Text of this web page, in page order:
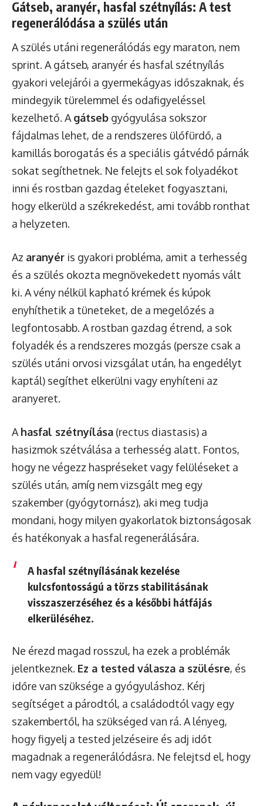
Gátseb, aranyér, hasfal szétnyílás: A test
regenerálódása a szülés után
A szülés utáni regenerálódás egy maraton, nem
sprint. A gátseb, aranyér és hasfal szétnyílás
gyakori velejárói a gyermekágyas időszaknak, és
mindegyik türelemmel és odafigyeléssel
kezelhető. A gátseb gyógyulása sokszor
fájdalmas lehet, de a rendszeres ülőfürdő, a
kamillás borogatás és a speciális gátvédő párnák
sokat segíthetnek. Ne felejts el sok folyadékot
inni és rostban gazdag ételeket fogyasztani,
hogy elkerüld a székrekedést, ami tovább ronthat
a helyzeten.
Az aranyér is gyakori probléma, amit a terhesség
és a szülés okozta megnövekedett nyomás vált
ki. A vény nélkül kapható krémek és kúpok
enyhíthetik a tüneteket, de a megelőzés a
legfontosabb. A rostban gazdag étrend, a sok
folyadék és a rendszeres mozgás (persze csak a
szülés utáni orvosi vizsgálat után, ha engedélyt
kaptál) segíthet elkerülni vagy enyhíteni az
aranyeret.
A hasfal szétnyílása (rectus diastasis) a
hasizmok szétválása a terhesség alatt. Fontos,
hogy ne végezz haspréseket vagy felüléseket a
szülés után, amíg nem vizsgált meg egy
szakember (gyógytornász), aki meg tudja
mondani, hogy milyen gyakorlatok biztonságosak
és hatékonyak a hasfal regenerálására.
A hasfal szétnyílásának kezelése
kulcsfontosságú a törzs stabilitásának
visszaszerzéséhez és a későbbi hátfájás
elkerüléséhez.
Ne érezd magad rosszul, ha ezek a problémák
jelentkeznek. Ez a tested válasza a szülésre, és
időre van szüksége a gyógyuláshoz. Kérj
segítséget a párodtól, a családodtól vagy egy
szakembertől, ha szükséged van rá. A lényeg,
hogy figyelj a tested jelzéseire és adj időt
magadnak a regenerálódásra. Ne felejtsd el, hogy
nem vagy egyedül!